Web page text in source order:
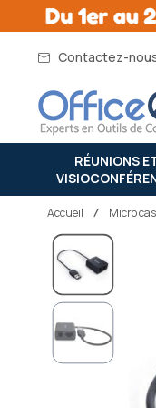
Contactez-
RÉUNIONS
Accueil micro
Passer
fin
de
la
galerie
d’images